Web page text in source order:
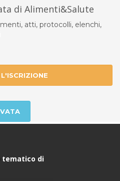
di Alimenti&Salute
atti, protocolli, elenchi,
tematico di